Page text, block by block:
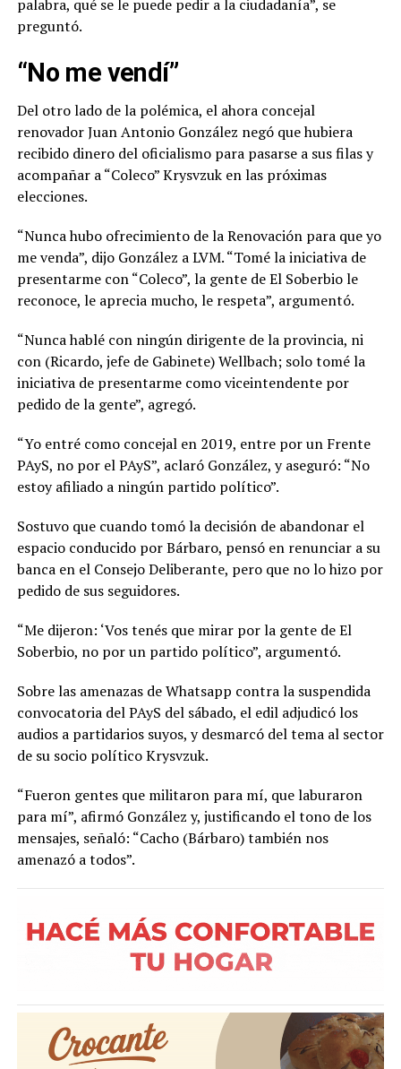
palabra, qué se le puede pedir a la ciudadanía”, se
preguntó.
“No me vendí”
Del otro lado de la polémica, el ahora concejal
renovador Juan Antonio González negó que hubiera
recibido dinero del oficialismo para pasarse a sus filas y
acompañar a “Coleco” Krysvzuk en las próximas
elecciones.
“Nunca hubo ofrecimiento de la Renovación para que yo
me venda”, dijo González a LVM. “Tomé la iniciativa de
presentarme con “Coleco”, la gente de El Soberbio le
reconoce, le aprecia mucho, le respeta”, argumentó.
“Nunca hablé con ningún dirigente de la provincia, ni
con (Ricardo, jefe de Gabinete) Wellbach; solo tomé la
iniciativa de presentarme como viceintendente por
pedido de la gente”, agregó.
“Yo entré como concejal en 2019, entre por un Frente
PAyS, no por el PAyS”, aclaró González, y aseguró: “No
estoy afiliado a ningún partido político”.
Sostuvo que cuando tomó la decisión de abandonar el
espacio conducido por Bárbaro, pensó en renunciar a su
banca en el Consejo Deliberante, pero que no lo hizo por
pedido de sus seguidores.
“Me dijeron: ‘Vos tenés que mirar por la gente de El
Soberbio, no por un partido político”, argumentó.
Sobre las amenazas de Whatsapp contra la suspendida
convocatoria del PAyS del sábado, el edil adjudicó los
audios a partidarios suyos, y desmarcó del tema al sector
de su socio político Krysvzuk.
“Fueron gentes que militaron para mí, que laburaron
para mí”, afirmó González y, justificando el tono de los
mensajes, señaló: “Cacho (Bárbaro) también nos
amenazó a todos”.